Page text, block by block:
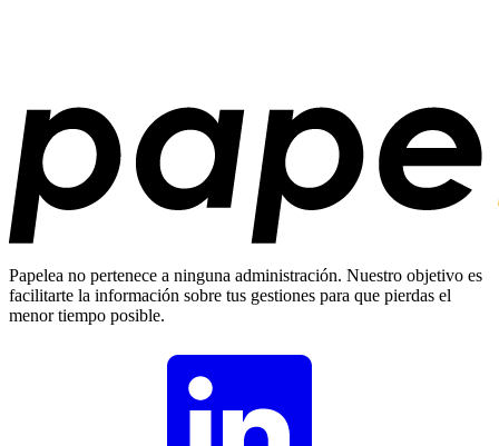
Papelea no pertenece a ninguna administración. Nuestro objetivo es
facilitarte la información sobre tus gestiones para que pierdas el
menor tiempo posible.